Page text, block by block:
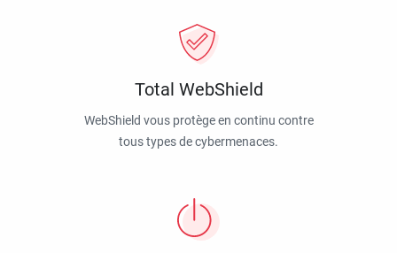
Total WebShield
WebShield vous protège en continu contre
tous types de cybermenaces.